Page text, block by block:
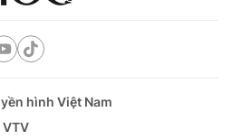
thức nếu không có sự chấp
VTV.vn khi phát hành lại
hình Việt Nam